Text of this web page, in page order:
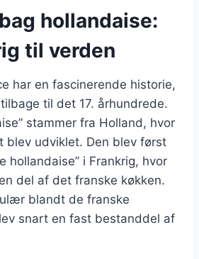
hollandaise:
til verden
har en fascinerende historie,
til det 17. århundrede.
stammer fra Holland, hvor
blev udviklet. Den blev først
hollandaise” i Frankrig, hvor
del af det franske køkken.
blandt de franske
snart en fast bestanddel af